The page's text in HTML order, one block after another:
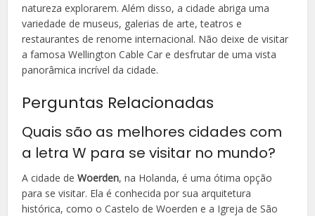
natureza explorarem. Além disso, a cidade abriga uma
variedade de museus, galerias de arte, teatros e
restaurantes de renome internacional. Não deixe de visitar
a famosa Wellington Cable Car e desfrutar de uma vista
panorâmica incrível da cidade.
Perguntas Relacionadas
Quais são as melhores cidades com
a letra W para se visitar no mundo?
A cidade deWoerden, na Holanda, é uma ótima opção
para se visitar. Ela é conhecida por sua arquitetura
histórica, como o Castelo de Woerden e a Igreja de São